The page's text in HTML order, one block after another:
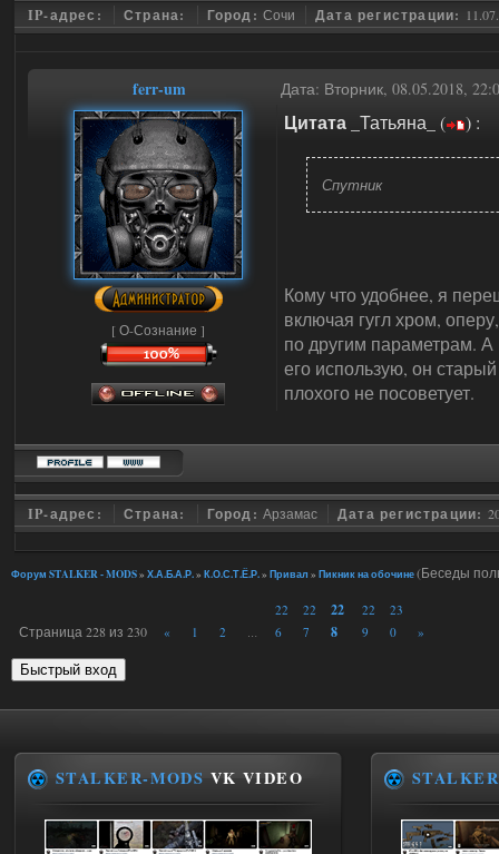
IP-адрес: Страна: Город:Сочи Дата регистрации:
ferr-um Дата: Вторник, 08.05.2018,
[ О-Сознание ]
Цитата _Татьяна_ ( ) :
Спутник
Кому что удобнее, я
включая гугл хром,
по другим параметрам.
его использую, он
плохого не посоветует.
IP-адрес: Страна: Город:Арзамас Дата регистрации:
Форум STALKER - MODS» Х.А.Б.А.Р.» К.О.С.Т.Ё.Р.» Привал » Пикник на обочине(Беседы
Страница 228 из 230 « 1 2 …
22
6
22
7
22
8
22
9
23
0
»
STALKER-MODS VK VIDEO